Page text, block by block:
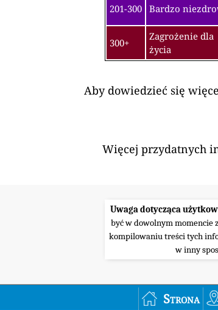
201-300 Bardzo
300+
Zagrożenie dla
życia
Aby dowiedzieć się
Więcej przydatnych
Uwaga dotycząca
być w dowolnym momencie
kompilowaniu treści tych
w inny
Strona